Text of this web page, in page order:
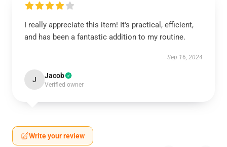
I really appreciate this item! It's practical, efficient,
and has been a fantastic addition to my routine.
Sep 16, 2024
J Jacob
Verified owner
Write your review